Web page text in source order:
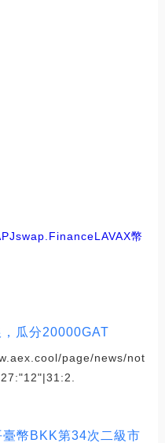
Jswap.FinanceLAVAX幣
瓜分20000GAT
page/news/not
幣BKK第34次二級市